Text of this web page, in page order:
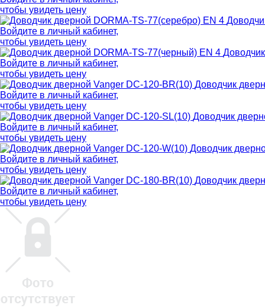
чтобы увидеть цену
Войдите в личный кабинет,
чтобы увидеть цену
Войдите в личный кабинет,
чтобы увидеть цену
Доводчик
Войдите в личный кабинет,
чтобы увидеть цену
Доводчик
Войдите в личный кабинет,
чтобы увидеть цену
Доводчик
Войдите в личный кабинет,
чтобы увидеть цену
Доводчик
Войдите в личный кабинет,
чтобы увидеть цену